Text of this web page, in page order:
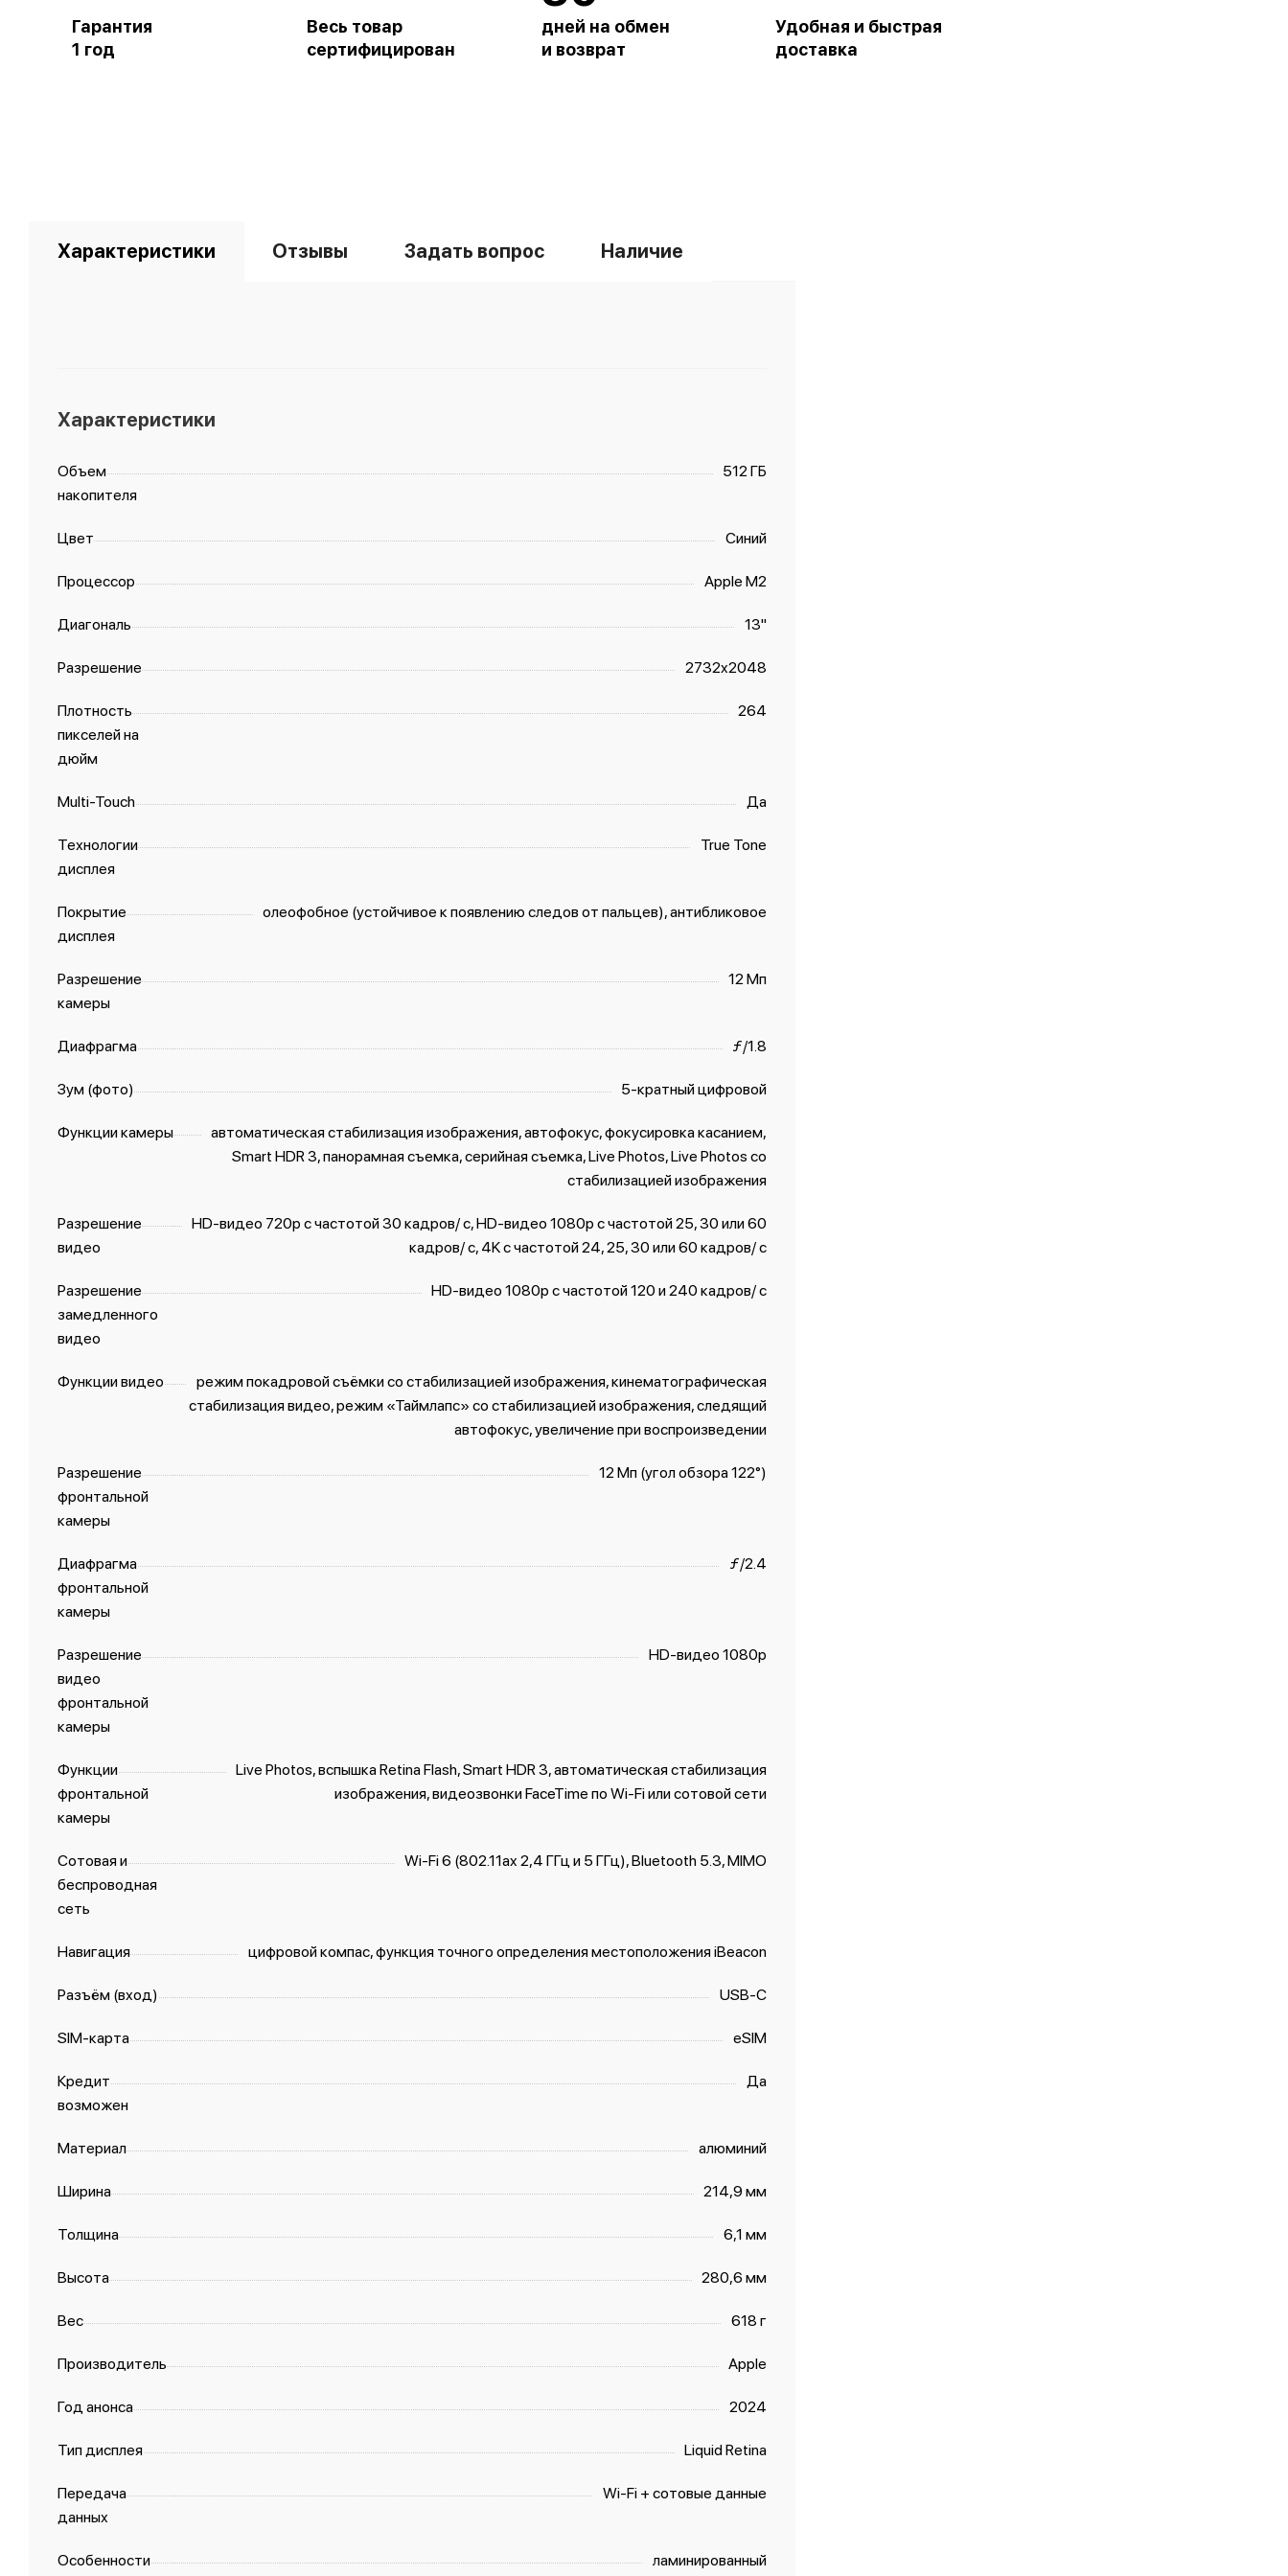
Гарантия
1 год
Весь товар
сертифицирован
дней на обмен
и возврат
Удобная и быстрая
доставка
Характеристики Отзывы Задать вопрос Наличие
Характеристики
Объем
накопителя
512 ГБ
Цвет Синий
Процессор Apple M2
Диагональ 13"
Разрешение 2732x2048
Плотность
пикселей на
дюйм
264
Multi-Touch Да
Технологии
дисплея
True Tone
Покрытие
дисплея
олеофобное (устойчивое к появлению следов от пальцев), антибликовое
Разрешение
камеры
12 Мп
Диафрагма ƒ/1.8
Зум (фото) 5-кратный цифровой
Функции камеры
автоматическая стабилизация изображения, автофокус, фокусировка касанием,
Smart HDR 3, панорамная съемка, серийная съемка, Live Photos, Live Photos со
стабили­зацией изображения
Разрешение
видео
HD-видео 720p с частотой 30 кадров/ с, HD-видео 1080p с частотой 25, 30 или 60
кадров/ с, 4K с частотой 24, 25, 30 или 60 кадров/ с
Разрешение
замедленного
видео
HD-видео 1080р с частотой 120 и 240 кадров/ с
Функции видео
режим покадровой съёмки со стабилизацией изображения, кинематографическая
стабилизация видео, режим «Таймлапс» со стабили­зацией изображения, следящий
автофокус, увеличение при воспроизведении
Разрешение
фронтальной
камеры
12 Мп (угол обзора 122°)
Диафрагма
фронтальной
камеры
ƒ/2.4
Разрешение
видео
фронтальной
камеры
HD-видео 1080p
Функции
фронтальной
камеры
Live Photos, вспышка Retina Flash, Smart HDR 3, автоматическая стабилизация
изображения, видеозвонки FaceTime по Wi‑Fi или сотовой сети
Сотовая и
беспроводная
сеть
Wi-Fi 6 (802.11ax 2,4 ГГц и 5 ГГц), Bluetooth 5.3, MIMO
Навигация цифровой компас, функция точного определения местоположения iBeacon
Разъём (вход) USB‑C
SIM-карта eSIM
Кредит
возможен
Да
Материал алюминий
Ширина 214,9 мм
Толщина 6,1 мм
Высота 280,6 мм
Вес 618 г
Производитель Apple
Год анонса 2024
Тип дисплея Liquid Retina
Передача
данных
Wi-Fi + сотовые данные
Особенности
ламинированный